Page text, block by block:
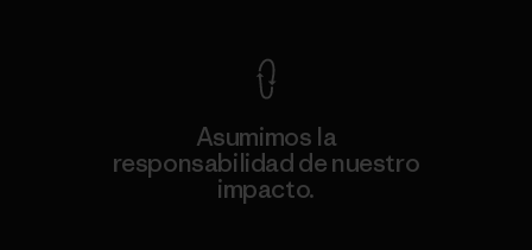
Asumimos la
responsabilidad de nuestro
impacto.